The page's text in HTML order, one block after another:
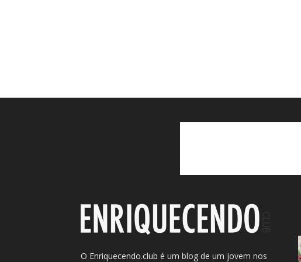
O Enriquecendo.club é um blog de um jovem nos